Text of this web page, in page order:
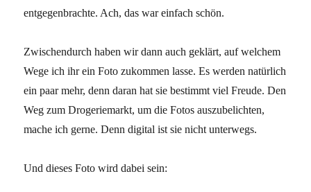
entgegenbrachte. Ach, das war einfach schön.
Zwischendurch haben wir dann auch geklärt, auf welchem
Wege ich ihr ein Foto zukommen lasse. Es werden natürlich
ein paar mehr, denn daran hat sie bestimmt viel Freude. Den
Weg zum Drogeriemarkt, um die Fotos auszubelichten,
mache ich gerne. Denn digital ist sie nicht unterwegs.
Und dieses Foto wird dabei sein: